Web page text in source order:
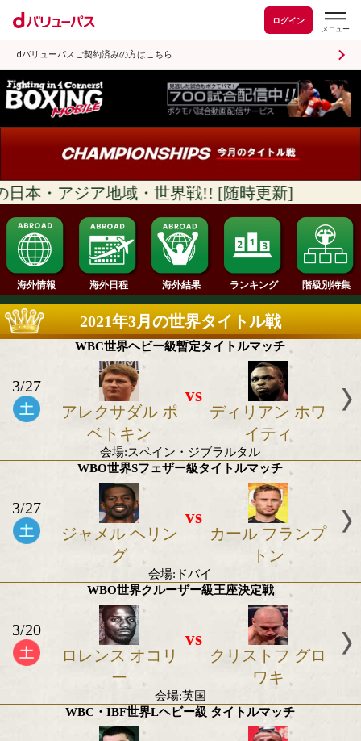
ログイン
dバリューパスご契約済みの方はこちら
本・アジア地域・世界戦!! [随時更新]
海外日程 海外結果 ランキング
2021年3月の世界タイトル戦
WBC世界ヘビー級暫定タイトルマッチ
3/27
アレクサダル ポ
ベトキン
vs
ディリアン
イティ
会場:スペイン・ジブラルタル
WBO世界Sフェザー級タイトルマッチ
ジャメル ヘリン
グ
カール フラ
トン
会場:ドバイ
WBO世界クルーザー級王座決定戦